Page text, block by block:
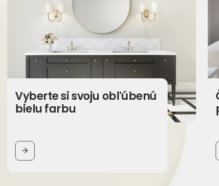
Vyberte si svoju obľúbenú
bielu farbu
BUTTON